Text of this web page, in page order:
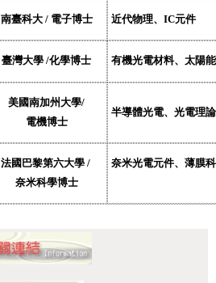
南臺科大/ 電子博士 近代物理、 IC元件
臺灣大學 /化學博士 有機光電材料、太陽
美國南加州大學/
電機博士
半導體光電、光電理
法國巴黎第六大學/
奈米科學博士
奈米光電元件、薄膜